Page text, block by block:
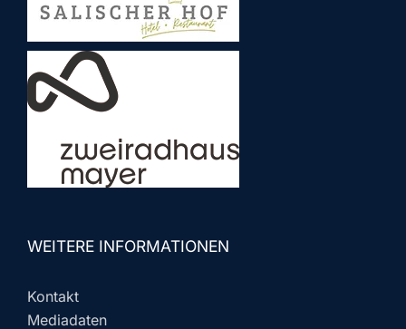
WEITERE INFORMATIONEN
Kontakt
Mediadaten